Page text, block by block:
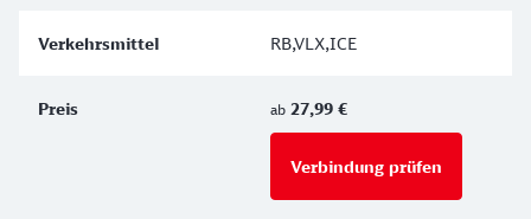
RB,VLX,ICE
ab 27,99 €
Verbindung prüfen